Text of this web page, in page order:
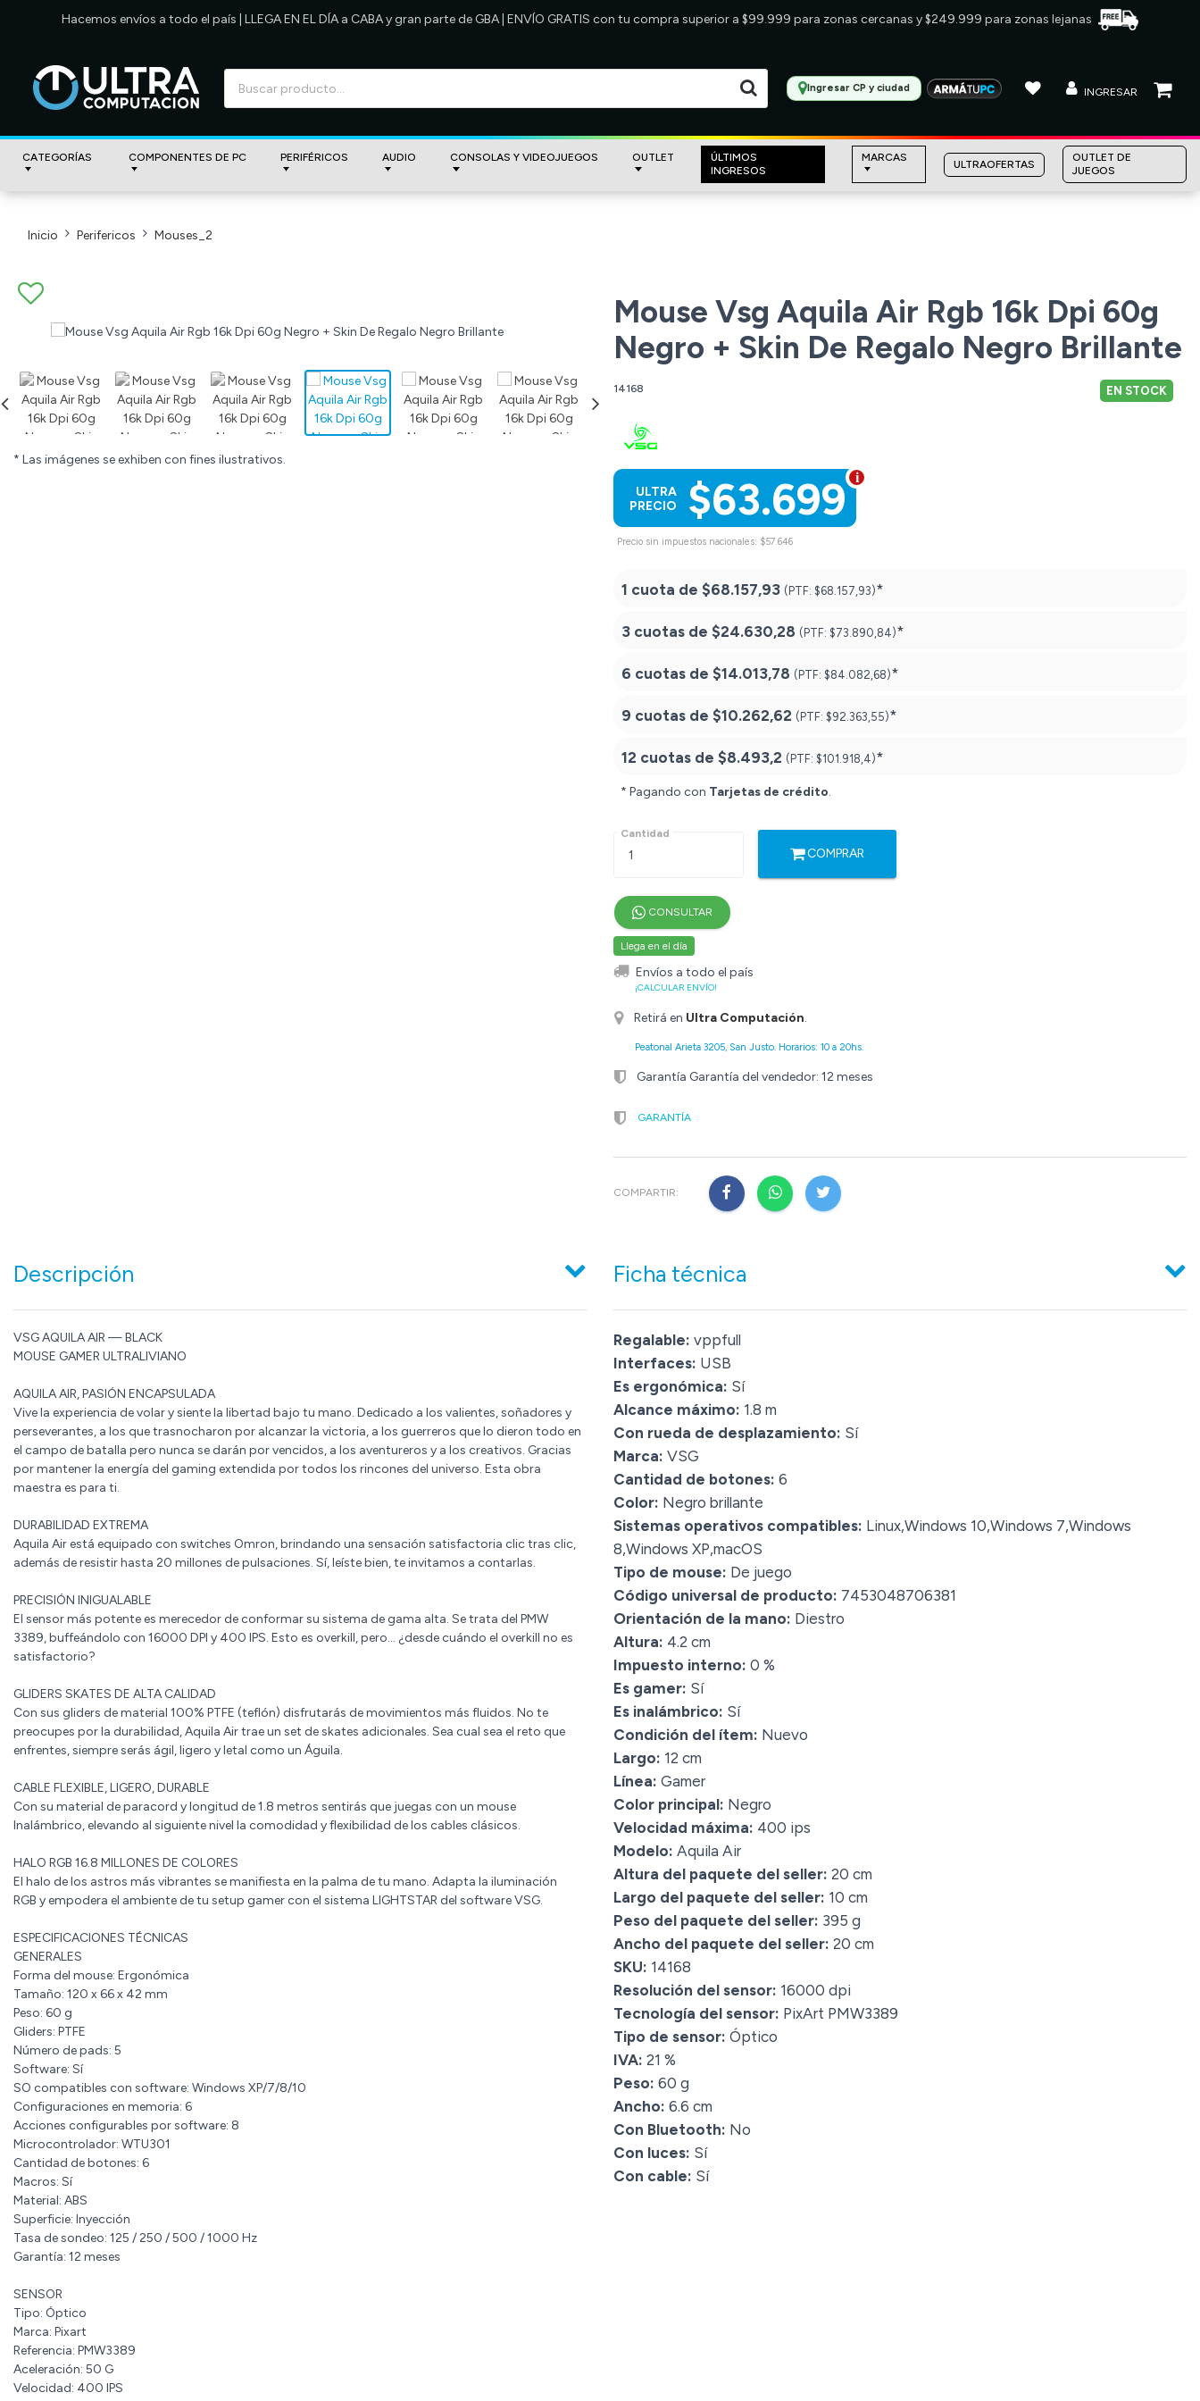
Hacemos envíos a todo el país | LLEGA EN EL DÍA a CABA y gran parte de GBA | ENVÍO GRATIS con tu compra superior a $99.999 para zonas cercanas y $249.999 para zonas lejanas
Ingresar CP y ciudad INGRESAR
CATEGORÍAS COMPONENTES DE PC PERIFÉRICOS AUDIO CONSOLAS Y VIDEOJUEGOS OUTLET
ÚLTIMOS
INGRESOS
MARCAS
ULTRAOFERTAS
OUTLET DE
JUEGOS
Inicio Perifericos Mouses_2
* Las imágenes se exhiben con fines ilustrativos.
Mouse Vsg Aquila Air Rgb 16k Dpi 60g
Negro + Skin De Regalo Negro Brillante
14168 EN STOCK
$63.699
ULTRA
PRECIO
Precio sin impuestos nacionales: $57.646
1 cuota de $68.157,93 (PTF: $68.157,93)*
3 cuotas de $24.630,28 (PTF: $73.890,84)*
6 cuotas de $14.013,78 (PTF: $84.082,68)*
9 cuotas de $10.262,62 (PTF: $92.363,55)*
12 cuotas de $8.493,2 (PTF: $101.918,4)*
* Pagando con Tarjetas de crédito.
Cantidad
COMPRAR
CONSULTAR
Llega en el día
Envíos a todo el país
¡CALCULAR ENVÍO!
Retirá en Ultra Computación.
Peatonal Arieta 3205, San Justo. Horarios: 10 a 20hs.
Garantía Garantía del vendedor: 12 meses
GARANTÍA
COMPARTIR:
Descripción
VSG AQUILA AIR — BLACK
MOUSE GAMER ULTRALIVIANO
AQUILA AIR, PASIÓN ENCAPSULADA
Vive la experiencia de volar y siente la libertad bajo tu mano. Dedicado a los valientes, soñadores y
perseverantes, a los que trasnocharon por alcanzar la victoria, a los guerreros que lo dieron todo en
el campo de batalla pero nunca se darán por vencidos, a los aventureros y a los creativos. Gracias
por mantener la energía del gaming extendida por todos los rincones del universo. Esta obra
maestra es para ti.
DURABILIDAD EXTREMA
Aquila Air está equipado con switches Omron, brindando una sensación satisfactoria clic tras clic,
además de resistir hasta 20 millones de pulsaciones. Sí, leíste bien, te invitamos a contarlas.
PRECISIÓN INIGUALABLE
El sensor más potente es merecedor de conformar su sistema de gama alta. Se trata del PMW
3389, buffeándolo con 16000 DPI y 400 IPS. Esto es overkill, pero… ¿desde cuándo el overkill no es
satisfactorio?
GLIDERS SKATES DE ALTA CALIDAD
Con sus gliders de material 100% PTFE (teflón) disfrutarás de movimientos más fluidos. No te
preocupes por la durabilidad, Aquila Air trae un set de skates adicionales. Sea cual sea el reto que
enfrentes, siempre serás ágil, ligero y letal como un Águila.
CABLE FLEXIBLE, LIGERO, DURABLE
Con su material de paracord y longitud de 1.8 metros sentirás que juegas con un mouse
Inalámbrico, elevando al siguiente nivel la comodidad y flexibilidad de los cables clásicos.
HALO RGB 16.8 MILLONES DE COLORES
El halo de los astros más vibrantes se manifiesta en la palma de tu mano. Adapta la iluminación
RGB y empodera el ambiente de tu setup gamer con el sistema LIGHTSTAR del software VSG.
ESPECIFICACIONES TÉCNICAS
GENERALES
Forma del mouse: Ergonómica
Tamaño: 120 x 66 x 42 mm
Peso: 60 g
Gliders: PTFE
Número de pads: 5
Software: Sí
SO compatibles con software: Windows XP/7/8/10
Configuraciones en memoria: 6
Acciones configurables por software: 8
Microcontrolador: WTU301
Cantidad de botones: 6
Macros: Sí
Material: ABS
Superficie: Inyección
Tasa de sondeo: 125 / 250 / 500 / 1000 Hz
Garantía: 12 meses
SENSOR
Tipo: Óptico
Marca: Pixart
Referencia: PMW3389
Aceleración: 50 G
Velocidad: 400 IPS
Ficha técnica
Regalable: vppfull
Interfaces: USB
Es ergonómica: Sí
Alcance máximo: 1.8 m
Con rueda de desplazamiento: Sí
Marca: VSG
Cantidad de botones: 6
Color: Negro brillante
Sistemas operativos compatibles: Linux,Windows 10,Windows 7,Windows
8,Windows XP,macOS
Tipo de mouse: De juego
Código universal de producto: 7453048706381
Orientación de la mano: Diestro
Altura: 4.2 cm
Impuesto interno: 0 %
Es gamer: Sí
Es inalámbrico: Sí
Condición del ítem: Nuevo
Largo: 12 cm
Línea: Gamer
Color principal: Negro
Velocidad máxima: 400 ips
Modelo: Aquila Air
Altura del paquete del seller: 20 cm
Largo del paquete del seller: 10 cm
Peso del paquete del seller: 395 g
Ancho del paquete del seller: 20 cm
SKU: 14168
Resolución del sensor: 16000 dpi
Tecnología del sensor: PixArt PMW3389
Tipo de sensor: Óptico
IVA: 21 %
Peso: 60 g
Ancho: 6.6 cm
Con Bluetooth: No
Con luces: Sí
Con cable: Sí